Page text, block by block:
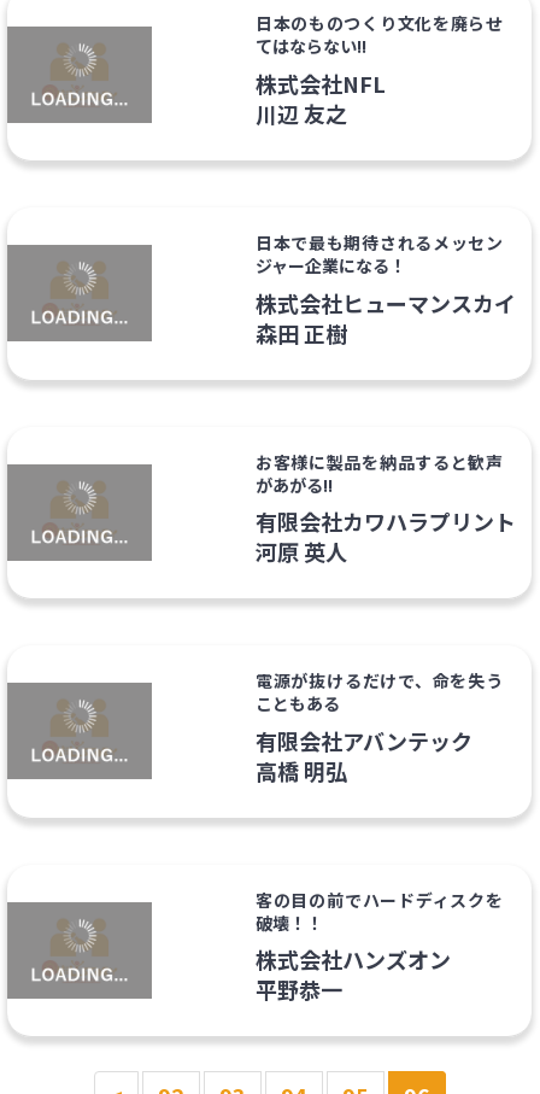
日本のものつくり文化を廃らせ
てはならない!!
株式会社NFL
川辺 友之
日本で最も期待されるメッセン
ジャー企業になる！
株式会社ヒューマンスカイ
森田 正樹
お客様に製品を納品すると歓声
があがる!!
有限会社カワハラプリント
河原 英人
電源が抜けるだけで、命を失う
こともある
有限会社アバンテック
高橋 明弘
客の目の前でハードディスクを
破壊！！
株式会社ハンズオン
平野恭一